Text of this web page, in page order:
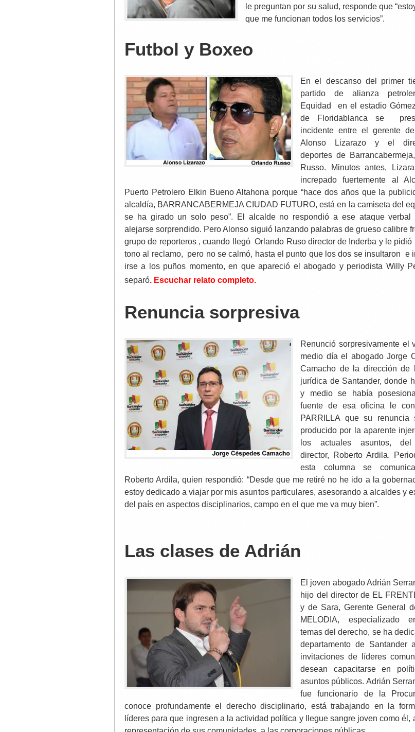
le preguntan por su salud, responde que
que me funcionan todos los servicios”.
Futbol y Boxeo
En el descanso del primer
partido de alianza
Equidad en el estadio
de Floridablanca se
incidente entre el gerente
Alonso Lizarazo y el
deportes de
Russo. Minutos antes,
increpado fuertemente al
Puerto Petrolero Elkin Bueno Altahona porque “hace dos años que la
alcaldía, BARRANCABERMEJA CIUDAD FUTURO, está en la camiseta del
se ha girado un solo peso”. El alcalde no respondió a ese ataque verbal
alejarse sorprendido. Pero Alonso siguió lanzando palabras de grueso calibre
grupo de reporteros , cuando llegó Orlando Ruso director de Inderba y le pidió
tono al reclamo, pero no se calmó, hasta el punto que los dos se insultaron e
irse a los puños momento, en que apareció el abogado y periodista Willy
separó. Escuchar relato completo.
Renuncia sorpresiva
Renunció sorpresivamente el
medio día el abogado Jorge
Camacho de la dirección de
jurídica de Santander, donde
y medio se había
fuente de esa oficina le
PARRILLA que su renuncia
producido por la aparente
los actuales asuntos, del
director, Roberto Ardila.
esta columna se
Roberto Ardila, quien respondió: “Desde que me retiré no he ido a la
estoy dedicado a viajar por mis asuntos particulares, asesorando a alcaldes y
del país en aspectos disciplinarios, campo en el que me va muy bien”.
Las clases de Adrián
El joven abogado Adrián
hijo del director de EL
y de Sara, Gerente General
MELODIA, especializado
temas del derecho, se ha
departamento de Santander
invitaciones de líderes
desean capacitarse en
asuntos públicos. Adrián
fue funcionario de la
conoce profundamente el derecho disciplinario, está trabajando en la
líderes para que ingresen a la actividad política y llegue sangre joven como él,